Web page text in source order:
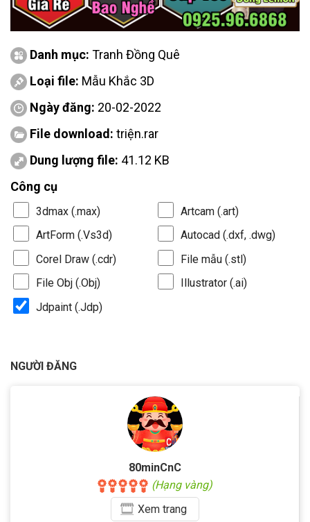
Danh mục: Tranh Đồng Quê
Loại file: Mẫu Khắc 3D
Ngày đăng: 20-02-2022
File download: triện.rar
Dung lượng file: 41.12 KB
Công cụ
3dmax (.max)
Artcam (.art)
ArtForm (.Vs3d)
Autocad (.dxf, .dwg)
Corel Draw (.cdr)
File mẫu (.stl)
File Obj (.Obj)
Illustrator (.ai)
Jdpaint (.Jdp)
NGƯỜI ĐĂNG
80minCnC
(Hạng vàng)
Xemtrang